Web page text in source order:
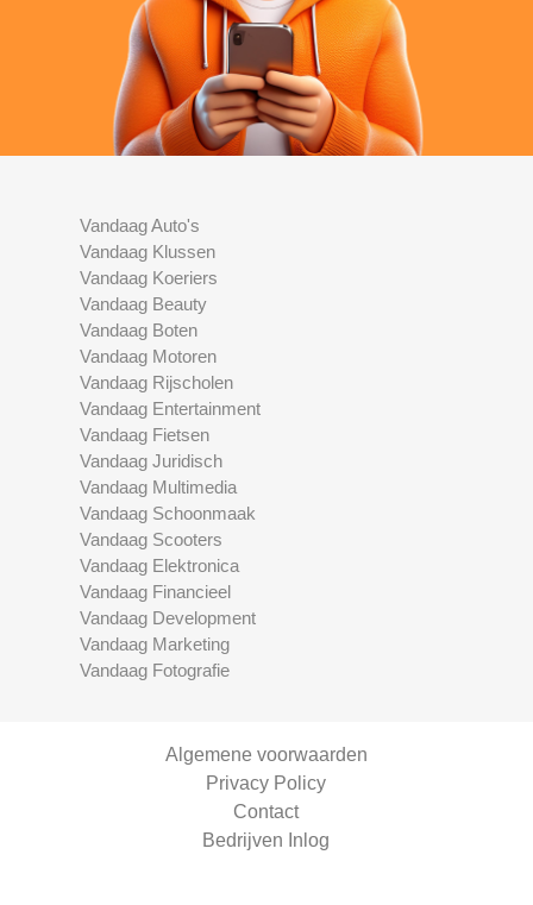
Vandaag Auto's
Vandaag Klussen
Vandaag Koeriers
Vandaag Beauty
Vandaag Boten
Vandaag Motoren
Vandaag Rijscholen
Vandaag Entertainment
Vandaag Fietsen
Vandaag Juridisch
Vandaag Multimedia
Vandaag Schoonmaak
Vandaag Scooters
Vandaag Elektronica
Vandaag Financieel
Vandaag Development
Vandaag Marketing
Vandaag Fotografie
Algemene voorwaarden
Privacy Policy
Contact
Bedrijven Inlog